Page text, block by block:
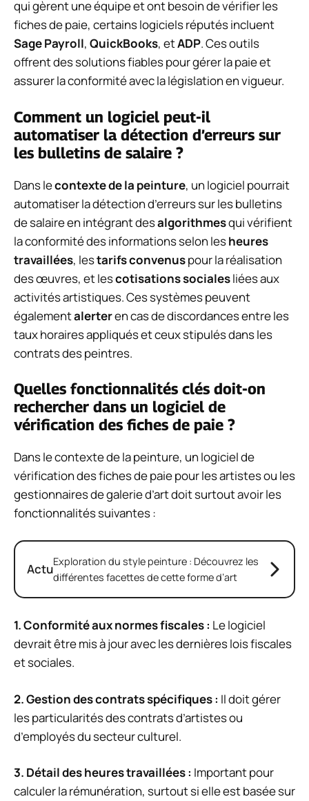
qui gèrent une équipe et ont besoin de vérifier les
fiches de paie, certains logiciels réputés incluent
Sage Payroll, QuickBooks, etADP. Ces outils
offrent des solutions fiables pour gérer la paie et
assurer la conformité avec la législation en vigueur.
Comment un logiciel peut-il
automatiser la détection d’erreurs sur
les bulletins de salaire ?
Dans lecontexte de la peinture, un logiciel pourrait
automatiser la détection d’erreurs sur les bulletins
de salaire en intégrant desalgorithmesqui vérifient
la conformité des informations selon lesheures
travaillées, lestarifs convenuspour la réalisation
des œuvres, et lescotisations socialesliées aux
activités artistiques. Ces systèmes peuvent
égalementalerteren cas de discordances entre les
taux horaires appliqués et ceux stipulés dans les
contrats des peintres.
Quelles fonctionnalités clés doit-on
rechercher dans un logiciel de
vérification des fiches de paie ?
Dans le contexte de la peinture, un logiciel de
vérification des fiches de paie pour les artistes ou les
gestionnaires de galerie d’art doit surtout avoir les
fonctionnalités suivantes :
ActuExploration du style peinture : Découvrez les
différentes facettes de cette forme d’art
1.Conformité aux normes fiscales: Le logiciel
devrait être mis à jour avec les dernières lois fiscales
et sociales.
2.Gestion des contrats spécifiques: Il doit gérer
les particularités des contrats d’artistes ou
d’employés du secteur culturel.
3. Détail des heures travaillées: Important pour
calculer la rémunération, surtout si elle est basée sur